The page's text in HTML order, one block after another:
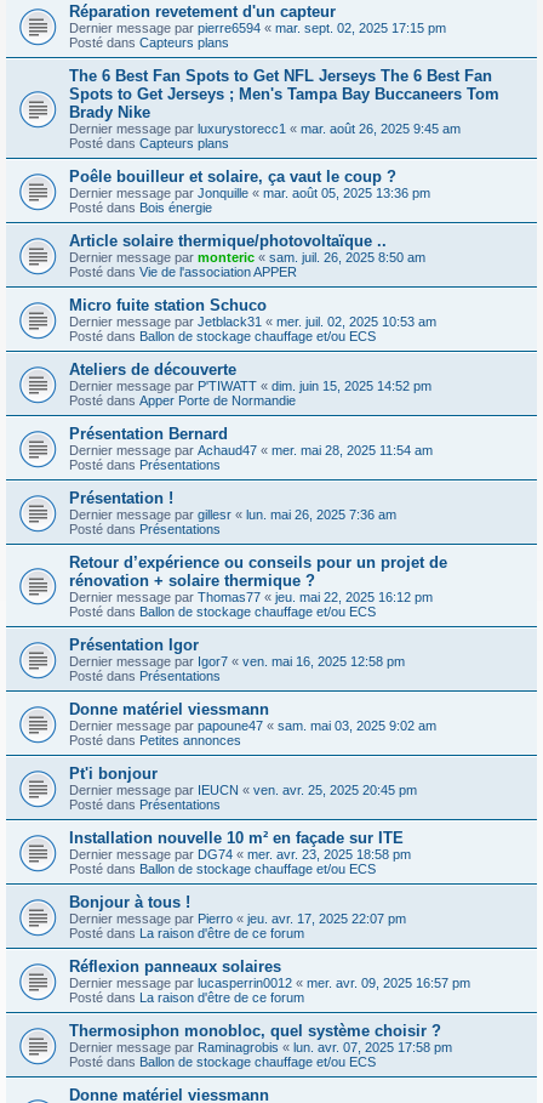
Réparation revetement d'un capteur
Dernier message par pierre6594 « mar. sept. 02, 2025 17:15 pm
Posté dans Capteurs plans
The 6 Best Fan Spots to Get NFL Jerseys The 6 Best Fan
Spots to Get Jerseys ; Men's Tampa Bay Buccaneers Tom
Brady Nike
Dernier message par luxurystorecc1 « mar. août 26, 2025 9:45 am
Posté dans Capteurs plans
Poêle bouilleur et solaire, ça vaut le coup ?
Dernier message par Jonquille « mar. août 05, 2025 13:36 pm
Posté dans Bois énergie
Article solaire thermique/photovoltaïque ..
Dernier message par monteric « sam. juil. 26, 2025 8:50 am
Posté dans Vie de l'association APPER
Micro fuite station Schuco
Dernier message par Jetblack31 « mer. juil. 02, 2025 10:53 am
Posté dans Ballon de stockage chauffage et/ou ECS
Ateliers de découverte
Dernier message par P'TIWATT « dim. juin 15, 2025 14:52 pm
Posté dans Apper Porte de Normandie
Présentation Bernard
Dernier message par Achaud47 « mer. mai 28, 2025 11:54 am
Posté dans Présentations
Présentation !
Dernier message par gillesr « lun. mai 26, 2025 7:36 am
Posté dans Présentations
Retour d’expérience ou conseils pour un projet de
rénovation + solaire thermique ?
Dernier message par Thomas77 « jeu. mai 22, 2025 16:12 pm
Posté dans Ballon de stockage chauffage et/ou ECS
Présentation Igor
Dernier message par Igor7 « ven. mai 16, 2025 12:58 pm
Posté dans Présentations
Donne matériel viessmann
Dernier message par papoune47 « sam. mai 03, 2025 9:02 am
Posté dans Petites annonces
Pt'i bonjour
Dernier message par IEUCN « ven. avr. 25, 2025 20:45 pm
Posté dans Présentations
Installation nouvelle 10 m² en façade sur ITE
Dernier message par DG74 « mer. avr. 23, 2025 18:58 pm
Posté dans Ballon de stockage chauffage et/ou ECS
Bonjour à tous !
Dernier message par Pierro « jeu. avr. 17, 2025 22:07 pm
Posté dans La raison d'être de ce forum
Réflexion panneaux solaires
Dernier message par lucasperrin0012 « mer. avr. 09, 2025 16:57 pm
Posté dans La raison d'être de ce forum
Thermosiphon monobloc, quel système choisir ?
Dernier message par Raminagrobis « lun. avr. 07, 2025 17:58 pm
Posté dans Ballon de stockage chauffage et/ou ECS
Donne matériel viessmann